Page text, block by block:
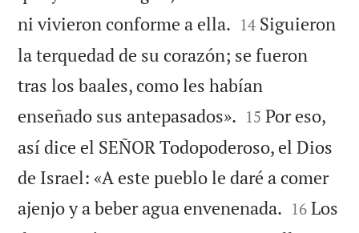
ni vivieron conforme a ella. 

14 Siguieron
la terquedad de su corazón; se fueron
tras los baales, como les habían
enseñado sus antepasados». 

15 Por eso,
así dice el SEÑOR Todopoderoso, el Dios
de Israel: «A este pueblo le daré a comer
ajenjo y a beber agua envenenada. 

16 Los